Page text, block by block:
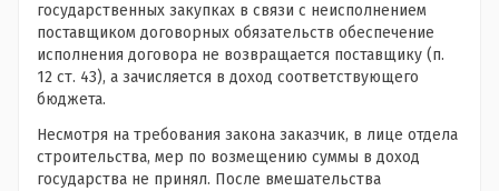
государственных закупках в связи с неисполнением
поставщиком договорных обязательств обеспечение
исполнения договора не возвращается поставщику (п.
12 ст. 43), а зачисляется в доход соответствующего
бюджета.
Несмотря на требования закона заказчик, в лице отдела
строительства, мер по возмещению суммы в доход
государства не принял. После вмешательства